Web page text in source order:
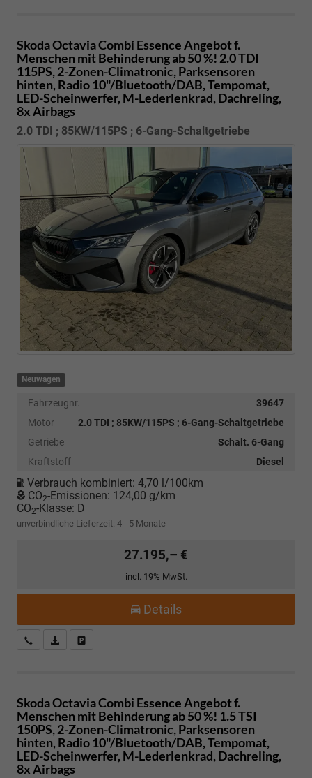
Skoda Octavia Combi Essence Angebot f.
Menschen mit Behinderung ab 50 %! 2.0 TDI
115PS, 2-Zonen-Climatronic, Parksensoren
hinten, Radio 10"/Bluetooth/DAB, Tempomat,
LED-Scheinwerfer, M-Lederlenkrad, Dachreling,
8x Airbags
2.0 TDI ; 85KW/115PS ; 6-Gang-Schaltgetriebe
Neuwagen
Fahrzeugnr.
39647
Motor
2.0 TDI ; 85KW/115PS ; 6-Gang-Schaltgetriebe
Getriebe
Schalt. 6-Gang
Kraftstoff
Diesel
Verbrauch kombiniert: 4,70 l/100km
CO2-Emissionen: 124,00 g/km
CO2-Klasse: D
unverbindliche Lieferzeit: 4 - 5 Monate
27.195,– €
incl. 19% MwSt.
Details
Kostenloser Rückruf-Service
PDF-Datei, Fahrzeugexposé drucken
Skoda Octavia Combi Essence Angebot f.
Menschen mit Behinderung ab 50 %! 1.5 TSI
150PS, 2-Zonen-Climatronic, Parksensoren
hinten, Radio 10"/Bluetooth/DAB, Tempomat,
LED-Scheinwerfer, M-Lederlenkrad, Dachreling,
8x Airbags